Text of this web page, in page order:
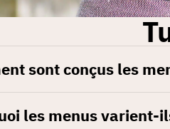
sont conçus les
les menus varient-